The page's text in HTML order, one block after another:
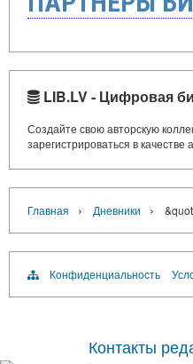
LIB.LV - Цифровая
Создайте свою авторскую
зарегистрироваться в качестве
Главная › Дневники ›
Конфиденциальность
Контакты